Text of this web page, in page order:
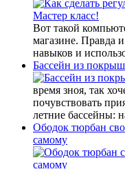
Вот такой
магазине. Правда
навыков и
Бассейн из
время зноя, так
почувствовать
летние бассейны:
Ободок тюрбан
самому